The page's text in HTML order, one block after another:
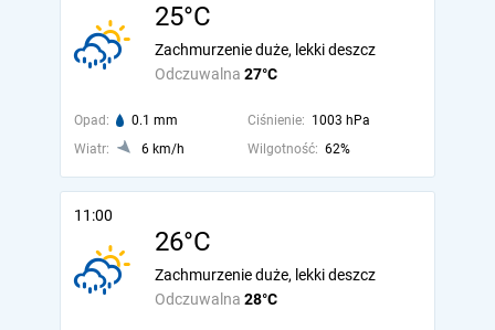
25°C
Odczuwalna 27°C
Zachmurzenie duże, lekki deszcz
Opad: 0.1 mm Ciśnienie: 1003 hPa
Wiatr:
6 km/h Wilgotność: 62%
11:00
26°C
Odczuwalna 28°C
Zachmurzenie duże, lekki deszcz